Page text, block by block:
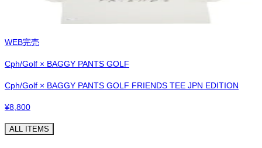
WEB完売
Cph/Golf × BAGGY PANTS GOLF
Cph/Golf × BAGGY PANTS GOLF FRIENDS TEE JPN EDITION
¥8,800
ALL ITEMS